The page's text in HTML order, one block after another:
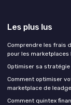
Les plus lus
Comprendre les frais
pour les marketplaces
Optimiser sa
Comment optimiser
marketplace de
Comment quintex